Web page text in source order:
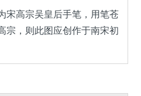
宋高宗吴皇后手笔，用笔苍
宗，则此图应创作于南宋初